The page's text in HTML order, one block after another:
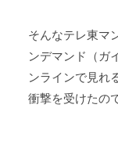
そんなテレ東マ
ンデマンド（ガ
ンラインで見れ
衝撃を受けたの